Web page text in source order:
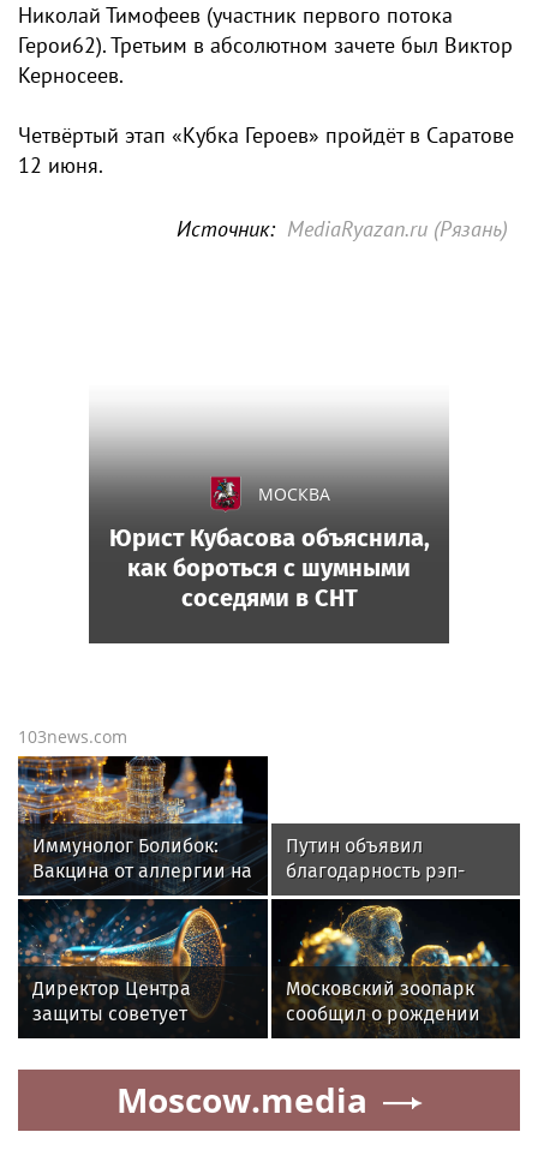
Николай Тимофеев (участник первого потока
Герои62). Третьим в абсолютном зачете был Виктор
Керносеев.
Четвёртый этап «Кубка Героев» пройдёт в Саратове
12 июня.
Источник: MediaRyazan.ru (Рязань)
103news.com
Иммунолог Болибок:
Вакцина от аллергии на
животных не
разработана
Путин объявил
благодарность рэп-
исполнителю ST
Директор Центра
защиты советует
родителям обсудить
интернет-риски
Московский зоопарк
сообщил о рождении
двойни винторогих
козлят
Moscow.media
МОСКВА
Юрист Кубасова объяснила,
как бороться с шумными
соседями в СНТ